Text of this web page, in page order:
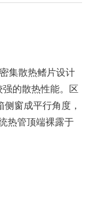
集散热鳍片设计
的散热性能。区
窗成平行角度，
热管顶端裸露于